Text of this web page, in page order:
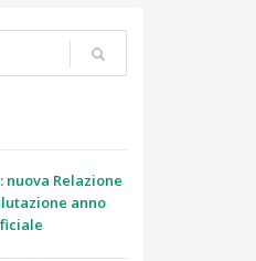
Relazione
anno